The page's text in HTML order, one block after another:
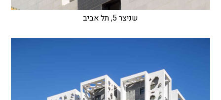
שניצר 5, תל אביב